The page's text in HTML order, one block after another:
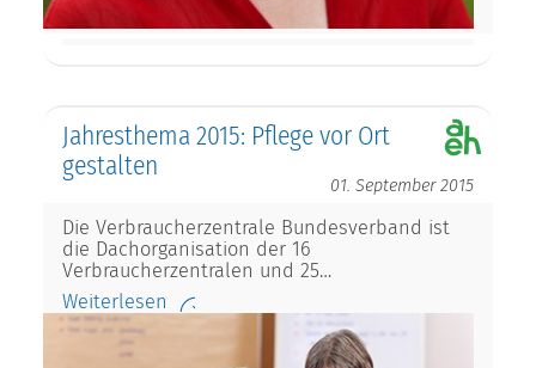
Jahresthema 2015: Pflege vor Ort
gestalten
01. September 2015
Die Verbraucherzentrale Bundesverband ist
die Dachorganisation der 16
Verbraucherzentralen und 25…
Weiterlesen